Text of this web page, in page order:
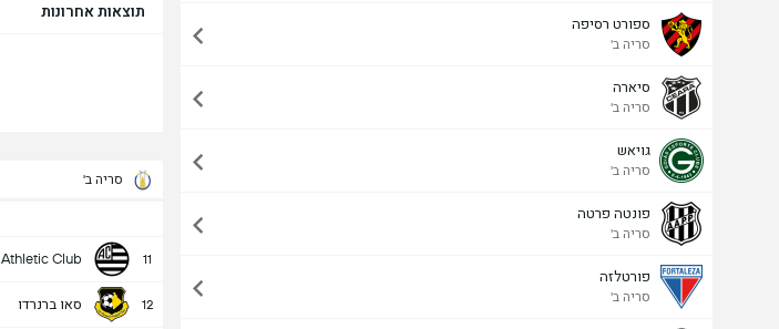
ספורט רסיפה
סריה ב'
סיארה
סריה ב'
גויאש
סריה ב'
פונטה פרטה
סריה ב'
פורטלזה
סריה ב'
תוצאות אחרונות
סריה ב'
11
Athletic Club
12 סאו ברנרדו